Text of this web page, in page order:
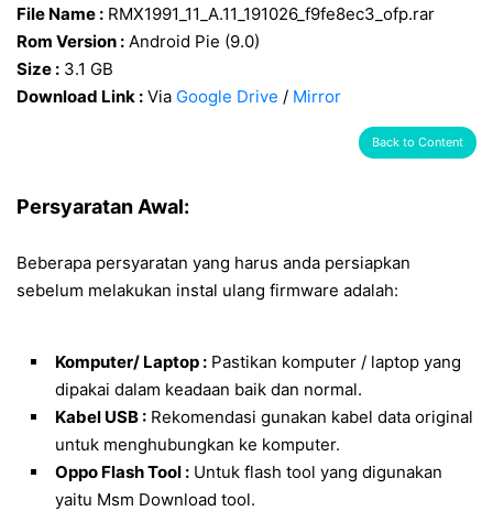
File Name : RMX1991_11_A.11_191026_f9fe8ec3_ofp.rar
Rom Version : Android Pie (9.0)
Size : 3.1 GB
Download Link : Via Google Drive / Mirror
Back to Content
Persyaratan Awal:
Beberapa persyaratan yang harus anda persiapkan
sebelum melakukan instal ulang firmware adalah:
Komputer/ Laptop : Pastikan komputer / laptop yang
dipakai dalam keadaan baik dan normal.
Kabel USB : Rekomendasi gunakan kabel data original
untuk menghubungkan ke komputer.
Oppo Flash Tool : Untuk flash tool yang digunakan
yaitu Msm Download tool.